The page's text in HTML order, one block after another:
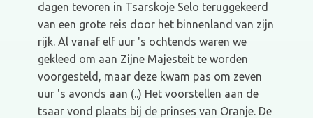
dagen tevoren in Tsarskoje Selo teruggekeerd
van een grote reis door het binnenland van zijn
rijk. Al vanaf elf uur 's ochtends waren we
gekleed om aan Zijne Majesteit te worden
voorgesteld, maar deze kwam pas om zeven
uur 's avonds aan (..) Het voorstellen aan de
tsaar vond plaats bij de prinses van Oranje. De